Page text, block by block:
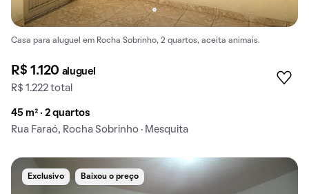
Casa para aluguel em Rocha Sobrinho, 2 quartos, aceita animais.
R$ 1.120 aluguel
R$ 1.222 total
45 m² · 2 quartos
Rua Faraó, Rocha Sobrinho · Mesquita
Exclusivo Baixou o preço